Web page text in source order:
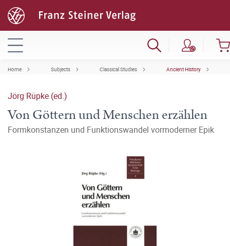
Home Subjects Classical Studies Ancient History
Jörg Rüpke (ed.)
Von Göttern und Menschen erzählen
Formkonstanzen und Funktionswandel vormoderner Epik